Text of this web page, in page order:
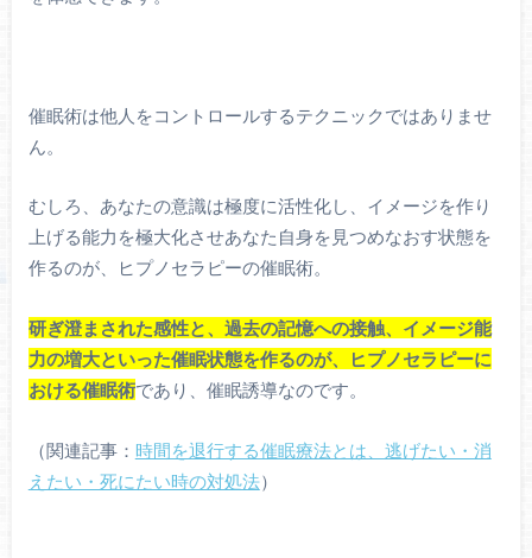
催眠術は他人をコントロールするテクニックではありませ
ん。
むしろ、あなたの意識は極度に活性化し、イメージを作り
上げる能力を極大化させあなた自身を見つめなおす状態を
作るのが、ヒプノセラピーの催眠術。
研ぎ澄まされた感性と、過去の記憶への接触、イメージ能
力の増大といった催眠状態を作るのが、ヒプノセラピーに
おける催眠術であり、催眠誘導なのです。
（関連記事： 時間を退行する催眠療法とは、逃げたい・消
えたい・死にたい時の対処法）